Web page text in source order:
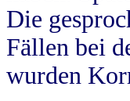
Die
Fällen bei
wurden